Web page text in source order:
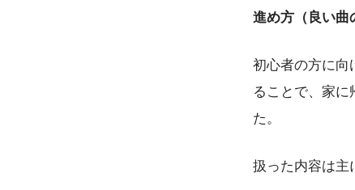
進め方（良い曲
初心者の方に向
ることで、家
た。
扱った内容は主